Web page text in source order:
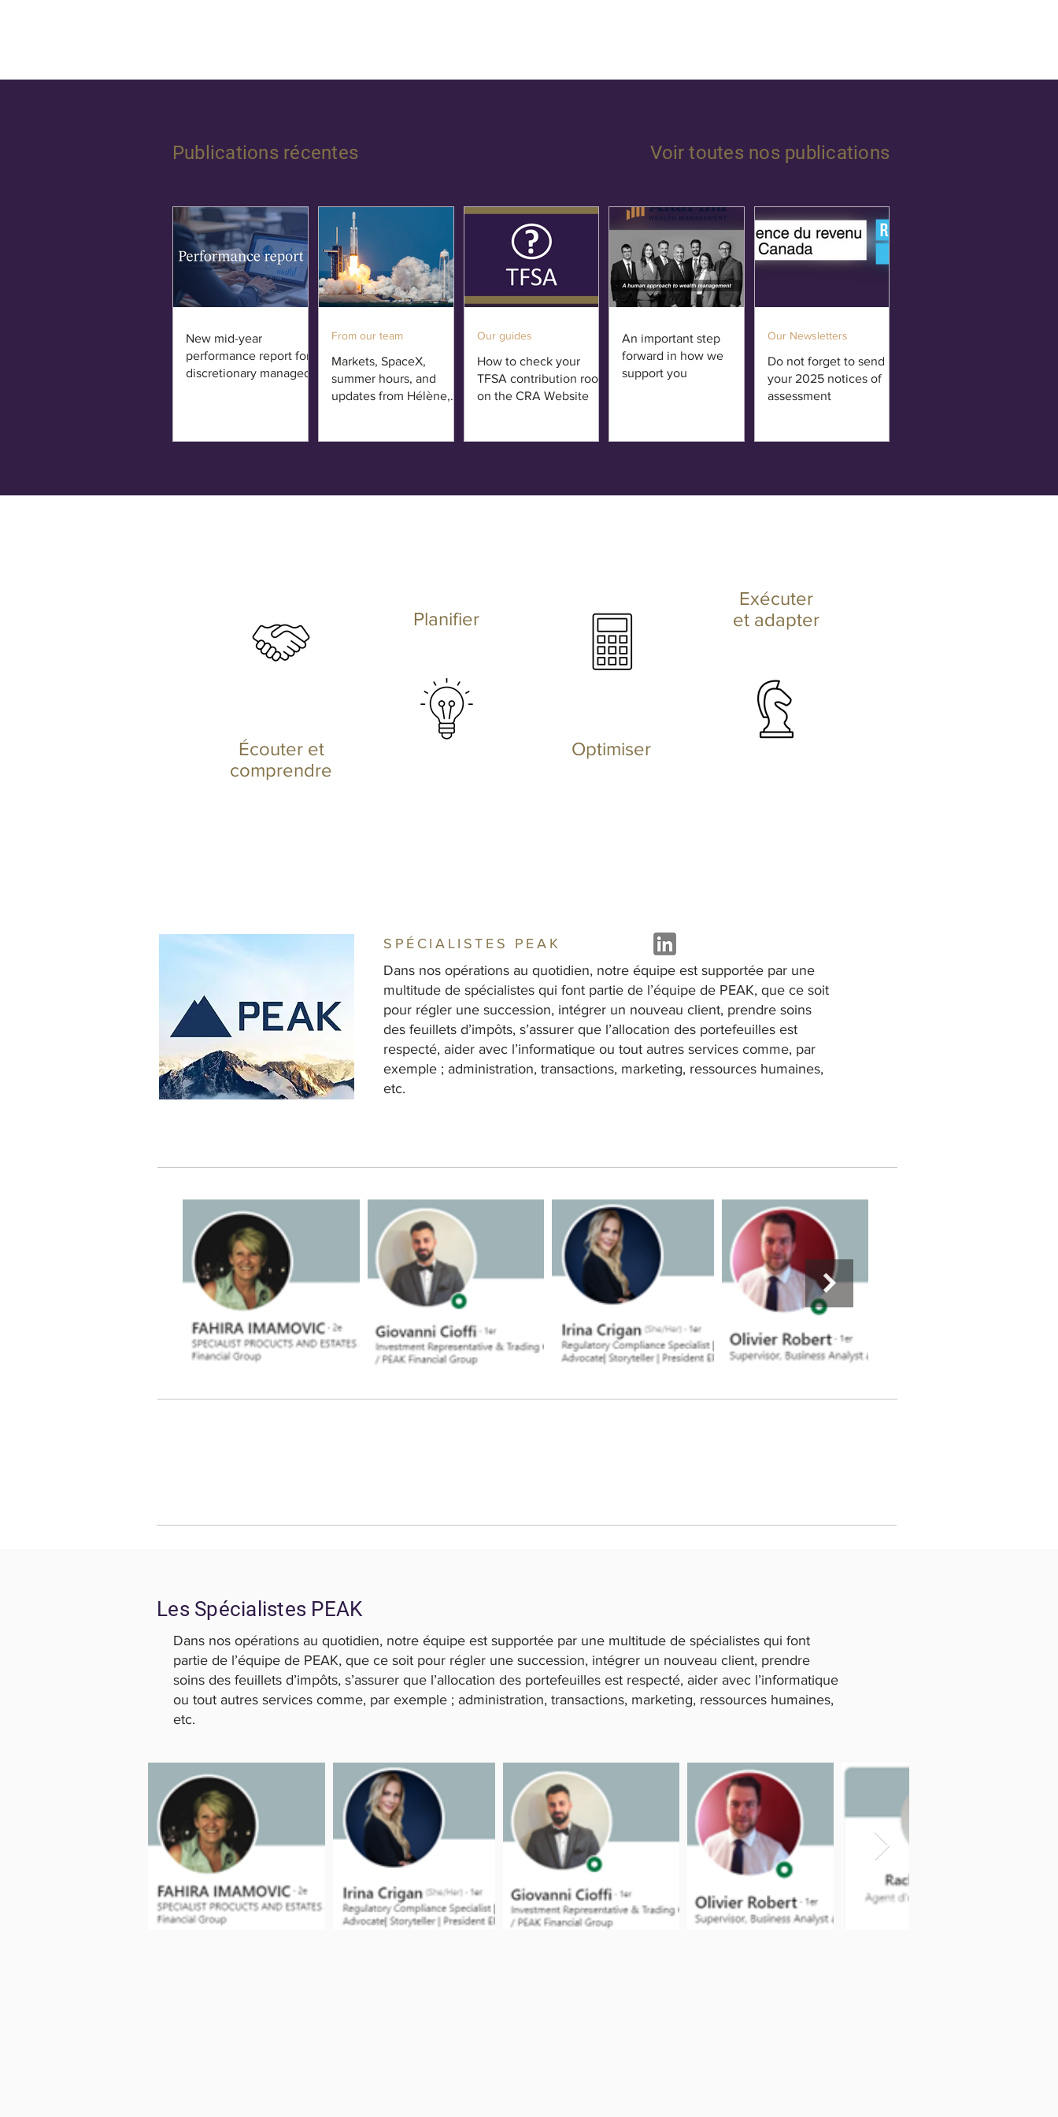
Publications récentes Voir toutes nos publications
New mid-year
performance report for
discretionary managed
Markets, SpaceX,
summer hours, and
updates from Hélène,
From our team
How to check your
TFSA contribution room
on the CRA Website
Our guides
An important step
forward in how we
support you
Do not forget to send us
your 2025 notices of
assessment
Our Newsletters
Écouter et
comprendre
Planifier
Optimiser
Exécuter
et adapter
SPÉCIALISTES PEAK
Dans nos opérations au quotidien, notre équipe est supportée par une
multitude de spécialistes qui font partie de l’équipe de PEAK, que ce soit
pour régler une succession, intégrer un nouveau client, prendre soins
des feuillets d’impôts, s’assurer que l’allocation des portefeuilles est
respecté, aider avec l’informatique ou tout autres services comme, par
exemple ; administration, transactions, marketing, ressources humaines,
etc.
Les Spécialistes PEAK
Dans nos opérations au quotidien, notre équipe est supportée par une multitude de spécialistes qui font
partie de l’équipe de PEAK, que ce soit pour régler une succession, intégrer un nouveau client, prendre
soins des feuillets d’impôts, s’assurer que l’allocation des portefeuilles est respecté, aider avec l’informatique
ou tout autres services comme, par exemple ; administration, transactions, marketing, ressources humaines,
etc.